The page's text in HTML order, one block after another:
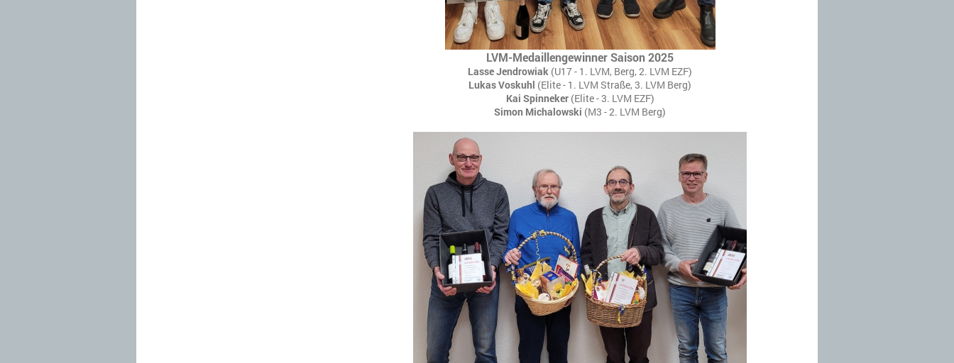
LVM-Medaillengewinner Saison 2025
Lasse Jendrowiak (U17 - 1. LVM, Berg, 2. LVM EZF)
Lukas Voskuhl (Elite - 1. LVM Straße, 3. LVM Berg)
Kai Spinneker(Elite - 3. LVM EZF)
Simon Michalowski (M3 - 2. LVM Berg)